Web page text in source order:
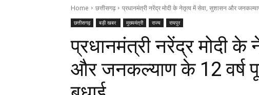
Home छत्तीसगढ़ प्रधानमंत्री नरेंद्र मोदी के नेतृत्व में सेवा, सुशासन और
छत्तीसगढ़ बड़ी खबर मुख्यमंत्री राज्य रायपुर
प्रधानमंत्री नरेंद्र मोदी
और जनकल्याण के 12 वर्ष